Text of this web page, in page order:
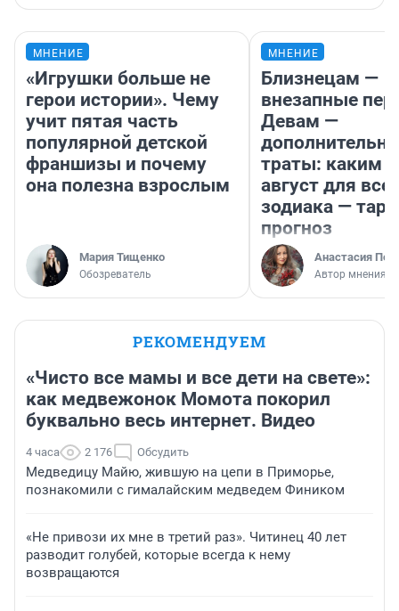
МНЕНИЕ
«Игрушки больше не
герои истории». Чему
учит пятая часть
популярной детской
франшизы и почему
она полезна взрослым
Мария Тищенко
Обозреватель
МНЕНИЕ
Близнецам —
внезапные
Девам —
траты: каким
август для
зодиака —
прогноз
Анастасия
Автор мнения
РЕКОМЕНДУЕМ
«Чисто все мамы и все дети на свете»:
как медвежонок Момота покорил
буквально весь интернет. Видео
4 часа 2 176 Обсудить
Медведицу Майю, жившую на цепи в Приморье,
познакомили с гималайским медведем Фиником
«Не привози их мне в третий раз». Читинец 40 лет
разводит голубей, которые всегда к нему
возвращаются